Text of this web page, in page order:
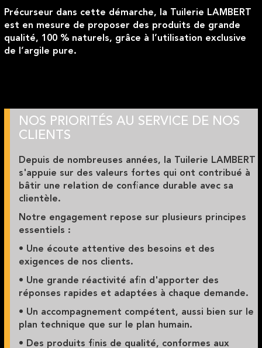
Précurseur dans cette démarche, la Tuilerie LAMBERT
est en mesure de proposer des produits de grande
qualité, 100 % naturels, grâce à l’utilisation exclusive
de l’argile pure.
NOS PRIORITÉS AU SERVICE DE NOS
CLIENTS
Depuis de nombreuses années, la Tuilerie LAMBERT
s'appuie sur des valeurs fortes qui ont contribué à
bâtir une relation de confiance durable avec sa
clientèle.
Notre engagement repose sur plusieurs principes
essentiels :
• Une écoute attentive des besoins et des
exigences de nos clients.
• Une grande réactivité afin d'apporter des
réponses rapides et adaptées à chaque demande.
• Un accompagnement compétent, aussi bien sur le
plan technique que sur le plan humain.
• Des produits finis de qualité, conformes aux